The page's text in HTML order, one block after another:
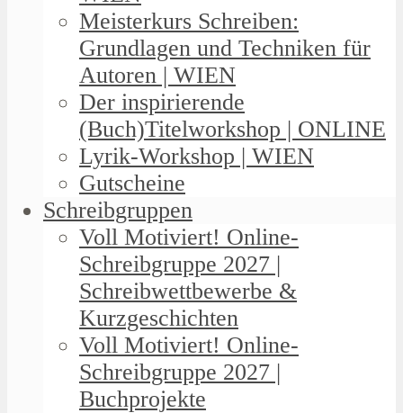
Meisterkurs Schreiben:
Grundlagen und Techniken für
Autoren | WIEN
Der inspirierende
(Buch)Titelworkshop | ONLINE
Lyrik-Workshop | WIEN
Gutscheine
Schreibgruppen
Voll Motiviert! Online-
Schreibgruppe 2027 |
Schreibwettbewerbe &
Kurzgeschichten
Voll Motiviert! Online-
Schreibgruppe 2027 |
Buchprojekte